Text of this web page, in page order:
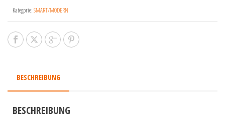
Kategorie:SMART/MODERN
BESCHREIBUNG
BESCHREIBUNG